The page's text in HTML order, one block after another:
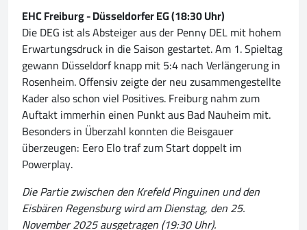
EHC Freiburg - Düsseldorfer EG (18:30 Uhr)
Die DEG ist als Absteiger aus der Penny DEL mit hohem
Erwartungsdruck in die Saison gestartet. Am 1. Spieltag
gewann Düsseldorf knapp mit 5:4 nach Verlängerung in
Rosenheim. Offensiv zeigte der neu zusammengestellte
Kader also schon viel Positives. Freiburg nahm zum
Auftakt immerhin einen Punkt aus Bad Nauheim mit.
Besonders in Überzahl konnten die Beisgauer
überzeugen: Eero Elo traf zum Start doppelt im
Powerplay.
Die Partie zwischen den Krefeld Pinguinen und den
Eisbären Regensburg wird am Dienstag, den 25.
November 2025 ausgetragen (19:30 Uhr).